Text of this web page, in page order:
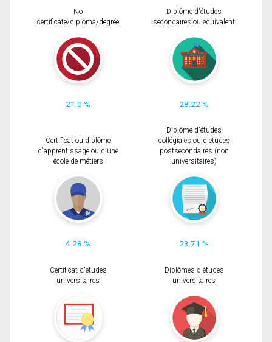
No
certificate/diploma/degree
21.0 %
Diplôme d'études
secondaires ou équivalent
28.22 %
Certificat ou diplôme
d'apprentissage ou d'une
école de métiers
4.28 %
Diplôme d'études
collégiales ou d'études
postsecondaires (non
universitaires)
23.71 %
Certificat d'études
universitaires
Diplômes d'études
universitaires